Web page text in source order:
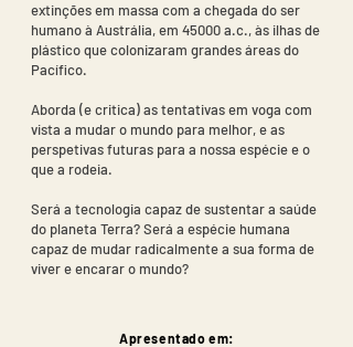
extinções em massa com a chegada do ser
humano à Austrália, em 45000 a.c., às ilhas de
plástico que colonizaram grandes áreas do
Pacífico.
Aborda (e critica) as tentativas em voga com
vista a mudar o mundo para melhor, e as
perspetivas futuras para a nossa espécie e o
que a rodeia.
Será a tecnologia capaz de sustentar a saúde
do planeta Terra? Será a espécie humana
capaz de mudar radicalmente a sua forma de
viver e encarar o mundo?
Apresentado em: